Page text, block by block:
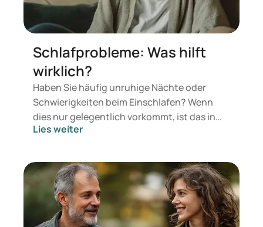
Schlafprobleme: Was hilft
wirklich?
Haben Sie häufig unruhige Nächte oder
Schwierigkeiten beim Einschlafen? Wenn
dies nur gelegentlich vorkommt, ist das in
der Regel unproblematisch – der Körper kann
jedoch, wenn sich ein chronisches Muster
entwickelt, das zu ernsthaften
Schlafproblemen führt. Dies kann die
normale Funktionsfähigkeit tagsüber
beeinträchtigen und Beschwerden wie
Lies weiter